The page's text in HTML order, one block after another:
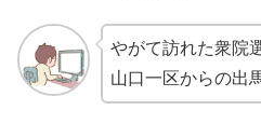
やがて訪れた衆院
山口一区からの出